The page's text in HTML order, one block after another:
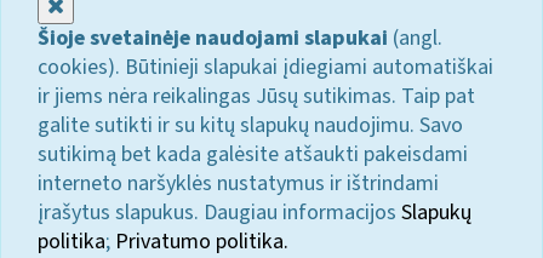
Šioje svetainėje naudojami slapukai (angl.
cookies). Būtinieji slapukai įdiegiami automatiškai
ir jiems nėra reikalingas Jūsų sutikimas. Taip pat
galite sutikti ir su kitų slapukų naudojimu. Savo
sutikimą bet kada galėsite atšaukti pakeisdami
interneto naršyklės nustatymus ir ištrindami
įrašytus slapukus. Daugiau informacijos Slapukų
politika; Privatumo politika.